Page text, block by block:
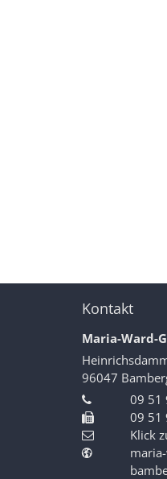
Kontakt
Maria-Ward-
96047
09 51
09 51
Klick